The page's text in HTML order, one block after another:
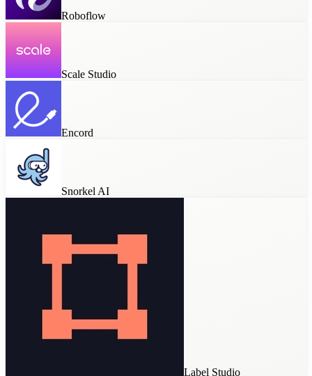
Roboflow
Scale Studio
Encord
Snorkel AI
Label Studio